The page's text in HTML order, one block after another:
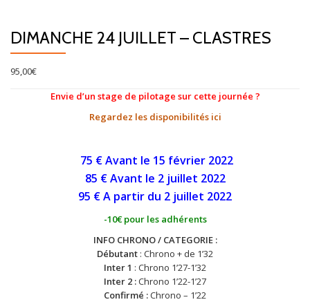
DIMANCHE 24 JUILLET – CLASTRES
95,00€
Envie d’un stage de pilotage sur cette journée ?
Regardez les disponibilités ici
75 € Avant le 15 février 2022
85 € Avant le 2 juillet 2022
95 € A partir du 2 juillet 2022
-10€ pour les adhérents
INFO CHRONO / CATEGORIE :
Débutant : Chrono + de 1’32
Inter 1 : Chrono 1’27-1’32
Inter 2 :Chrono 1’22-1’27
Confirmé :Chrono – 1’22